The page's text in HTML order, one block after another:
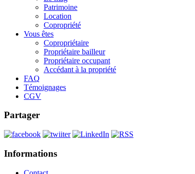
Patrimoine
Location
Copropriété
Vous êtes
Copropriétaire
Propriétaire bailleur
Propriétaire occupant
Accédant à la propriété
FAQ
Témoignages
CGV
Partager
Informations